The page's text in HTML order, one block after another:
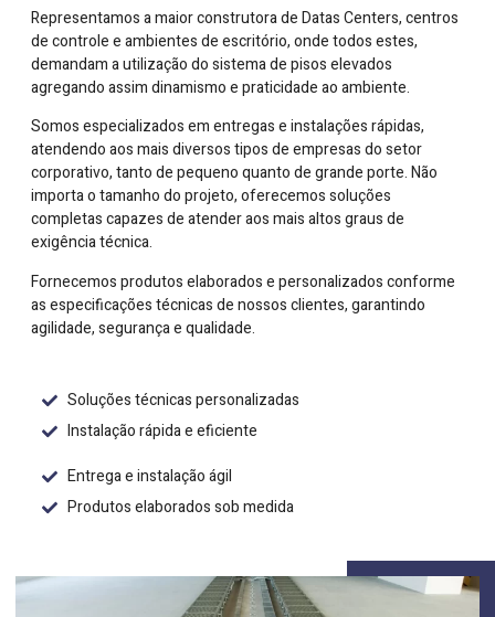
Representamos a maior construtora de Datas Centers, centros
de controle e ambientes de escritório, onde todos estes,
demandam a utilização do sistema de pisos elevados
agregando assim dinamismo e praticidade ao ambiente.
Somos especializados em entregas e instalações rápidas,
atendendo aos mais diversos tipos de empresas do setor
corporativo, tanto de pequeno quanto de grande porte. Não
importa o tamanho do projeto, oferecemos soluções
completas capazes de atender aos mais altos graus de
exigência técnica.
Fornecemos produtos elaborados e personalizados conforme
as especificações técnicas de nossos clientes, garantindo
agilidade, segurança e qualidade.
Soluções técnicas personalizadas
Instalação rápida e eficiente
Entrega e instalação ágil
Produtos elaborados sob medida